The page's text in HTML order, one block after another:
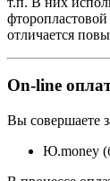
отличается
On-line
Вы совершаете
Ю.money